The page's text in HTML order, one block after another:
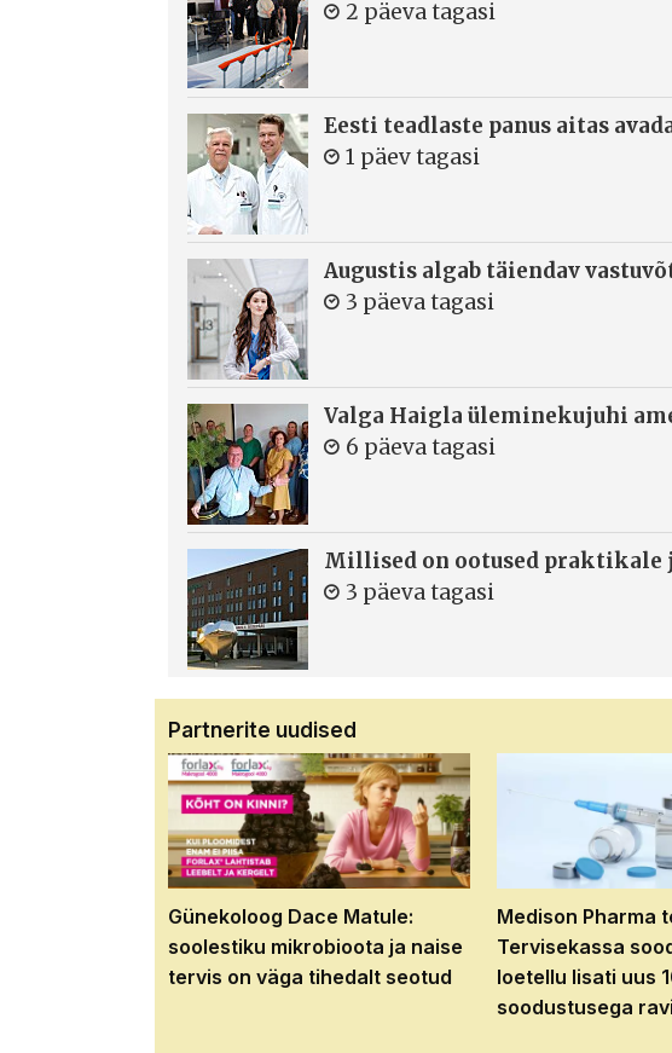
2 päeva tagasi
Eesti teadlaste panus aitas
1 päev tagasi
Augustis algab täiendav
3 päeva tagasi
Valga Haigla üleminekujuhi
6 päeva tagasi
Millised on ootused praktikale
3 päeva tagasi
Partnerite uudised
Günekoloog Dace Matule:
soolestiku mikrobioota ja naise
tervis on väga tihedalt seotud
Medison Pharma
Tervisekassa
loetellu lisati uus
soodustusega